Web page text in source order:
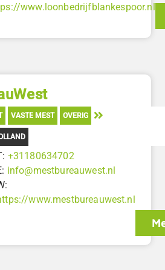
www.loonbedrijfblankespoor.nl
VASTE MEST OVERIG
+31180634702
info@mestbureauwest.nl
www.mestbureauwest.nl